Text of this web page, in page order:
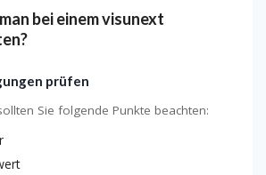
bei einem visunext
prüfen
Sie folgende Punkte beachten: